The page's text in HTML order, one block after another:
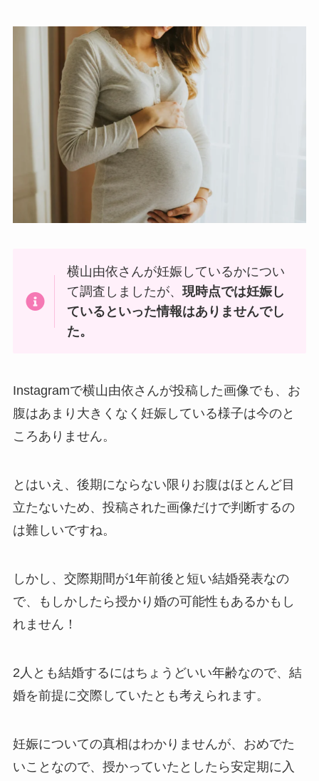
横山由依さんが妊娠しているかについ
て調査しましたが、現時点では妊娠し
ているといった情報はありませんでし
た。
Instagramで横山由依さんが投稿した画像でも、お
腹はあまり大きくなく妊娠している様子は今のと
ころありません。
とはいえ、後期にならない限りお腹はほとんど目
立たないため、投稿された画像だけで判断するの
は難しいですね。
しかし、交際期間が1年前後と短い結婚発表なの
で、もしかしたら授かり婚の可能性もあるかもし
れません！
2人とも結婚するにはちょうどいい年齢なので、結
婚を前提に交際していたとも考えられます。
妊娠についての真相はわかりませんが、おめでた
いことなので、授かっていたとしたら安定期に入